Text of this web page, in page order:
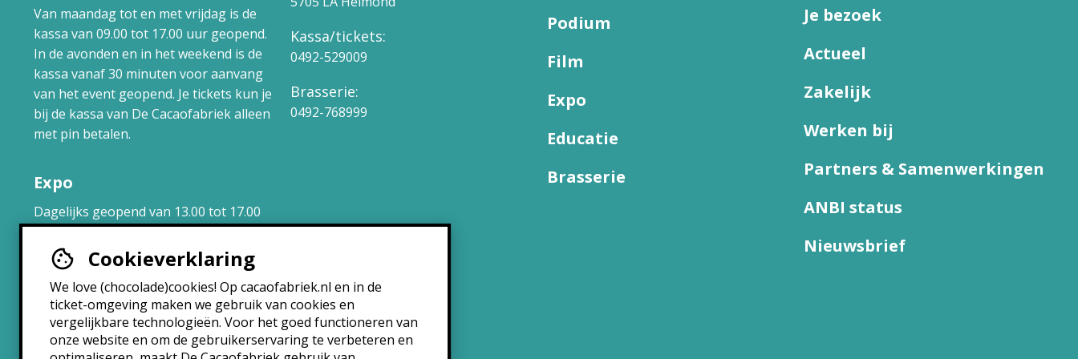
Cookieverklaring
We love (chocolade)cookies! Op cacaofabriek.nl en in de
ticket-omgeving maken we gebruik van cookies en
vergelijkbare technologieën. Voor het goed functioneren van
onze website en om de gebruikerservaring te verbeteren en
Van maandag tot en met vrijdag is de
kassa van 09.00 tot 17.00 uur geopend.
In de avonden en in het weekend is de
kassa vanaf 30 minuten voor aanvang
van het event geopend. Je tickets kun je
bij de kassa van De Cacaofabriek alleen
met pin betalen.
Expo
Dagelijks geopend van 13.00 tot 17.00
uur.
Brasserie
Maandag: 10:30 – 22:30
Dinsdag: 10:30 – 22:30
Woensdag: 10:30 – 22:30
Kassa/tickets:
0492-529009
Brasserie:
0492-768999
Podium
Film
Expo
Educatie
Brasserie
Je bezoek
Actueel
Zakelijk
Werken bij
Partners & Samenwerkingen
ANBI status
Nieuwsbrief